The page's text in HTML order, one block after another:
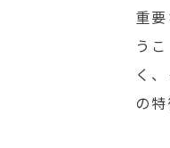
重
う
く
の